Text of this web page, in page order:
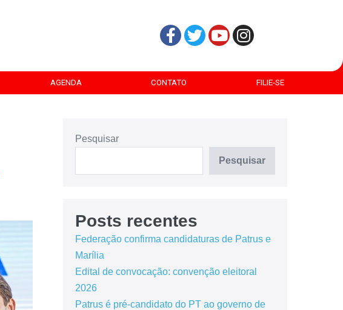
AGENDA CONTATO FILIE-SE
Pesquisar
Pesquisar
Posts recentes
Federação confirma candidaturas de Patrus e
Marília
Edital de convocação: convenção eleitoral
2026
Patrus é pré-candidato do PT ao governo de